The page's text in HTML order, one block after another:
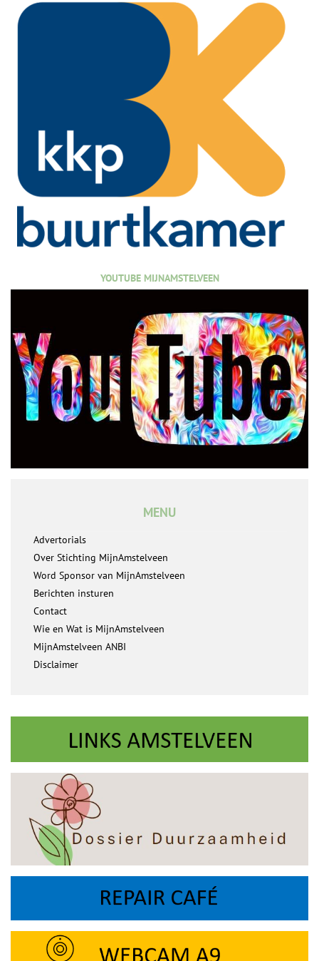
YOUTUBE MIJNAMSTELVEEN
MENU
Advertorials
Over Stichting MijnAmstelveen
Word Sponsor van MijnAmstelveen
Berichten insturen
Contact
Wie en Wat is MijnAmstelveen
MijnAmstelveen ANBI
Disclaimer